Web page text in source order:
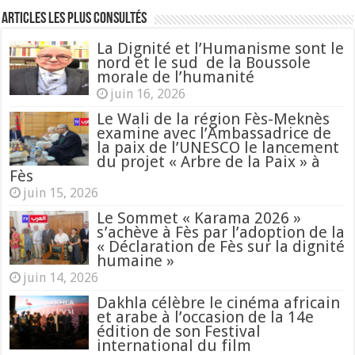
Articles les plus consultés
La Dignité et l’Humanisme sont le
nord et le sud de la Boussole
morale de l’humanité
juin 16, 2026
Le Wali de la région Fès-Meknès
examine avec l’Ambassadrice de
la paix de l’UNESCO le lancement
du projet « Arbre de la Paix » à
Fès
juin 15, 2026
Le Sommet « Karama 2026 »
s’achève à Fès par l’adoption de la
« Déclaration de Fès sur la dignité
humaine »
juin 14, 2026
Dakhla célèbre le cinéma africain
et arabe à l’occasion de la 14e
édition de son Festival
international du film